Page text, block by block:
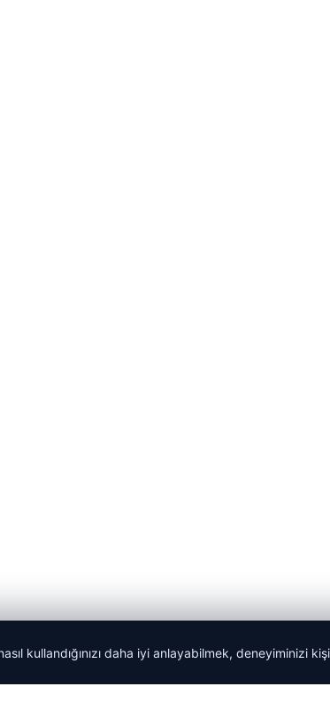
kullandığınızı daha iyi anlayabilmek, deneyiminizi